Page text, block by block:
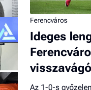
Ferencváros
Ideges
Az 1-0-s